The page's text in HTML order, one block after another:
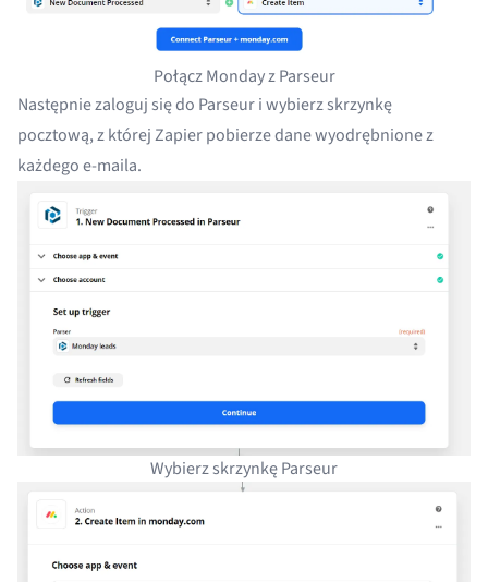
Połącz Monday z Parseur
Następnie zaloguj się do Parseur i wybierz skrzynkę
pocztową, z której Zapier pobierze dane wyodrębnione z
każdego e-maila.
Wybierz skrzynkę Parseur